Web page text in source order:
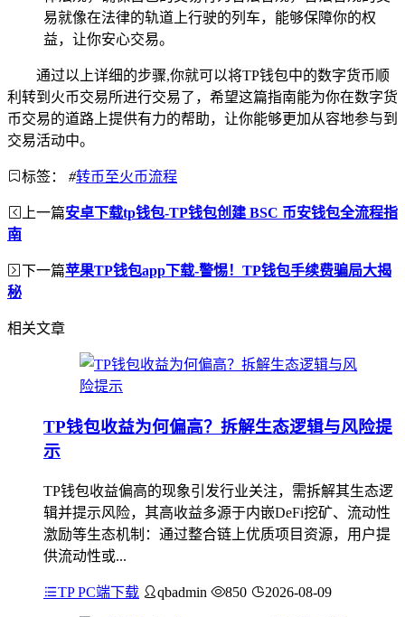
易就像在法律的轨道上行驶的列车，能够保障你的权
益，让你安心交易。
通过以上详细的步骤,你就可以将TP钱包中的数字货币顺
利转到火币交易所进行交易了，希望这篇指南能为你在数字货
币交易的道路上提供有力的帮助，让你能够更加从容地参与到
交易活动中。
标签： #转币至火币流程
上一篇安卓下载tp钱包-TP钱包创建 BSC 币安钱包全流程指
南
下一篇苹果TP钱包app下载-警惕！TP钱包手续费骗局大揭
秘
相关文章
TP钱包收益为何偏高？拆解生态逻辑与风险提
示
TP钱包收益偏高的现象引发行业关注，需拆解其生态逻
辑并提示风险，其高收益多源于内嵌DeFi挖矿、流动性
激励等生态机制：通过整合链上优质项目资源，用户提
供流动性或...
TP PC端下载 qbadmin 850 2026-08-09